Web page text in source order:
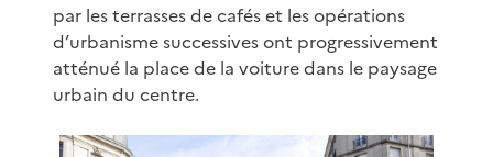
par les terrasses de cafés et les opérations
d’urbanisme successives ont progressivement
atténué la place de la voiture dans le paysage
urbain du centre.